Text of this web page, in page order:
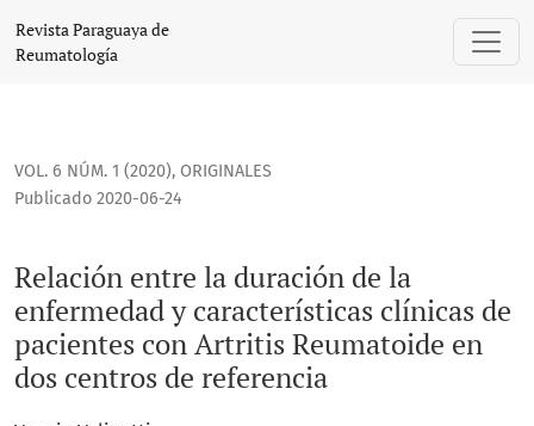
Relación entre la duración de la enfermedad y
Revista Paraguaya de
Reumatología
VOL. 6 NÚM. 1 (2020), ORIGINALES
Relación entre la duración de la
enfermedad y características clínicas de
pacientes con Artritis Reumatoide en
dos centros de referencia
Publicado 2020-06-24